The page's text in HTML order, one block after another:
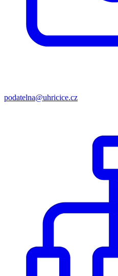
podatelna@uhricice.cz